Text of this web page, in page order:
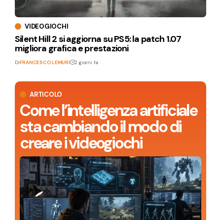
ARTICOLO
Come l’intelligenza artificiale
sta cambiando il modo di
creare i videogiochi
VIDEOGIOCHI
Silent Hill 2 si aggiorna su PS5: la patch 1.07
migliora grafica e prestazioni
DiFRANCESCO LEMURI 2 giorni fa